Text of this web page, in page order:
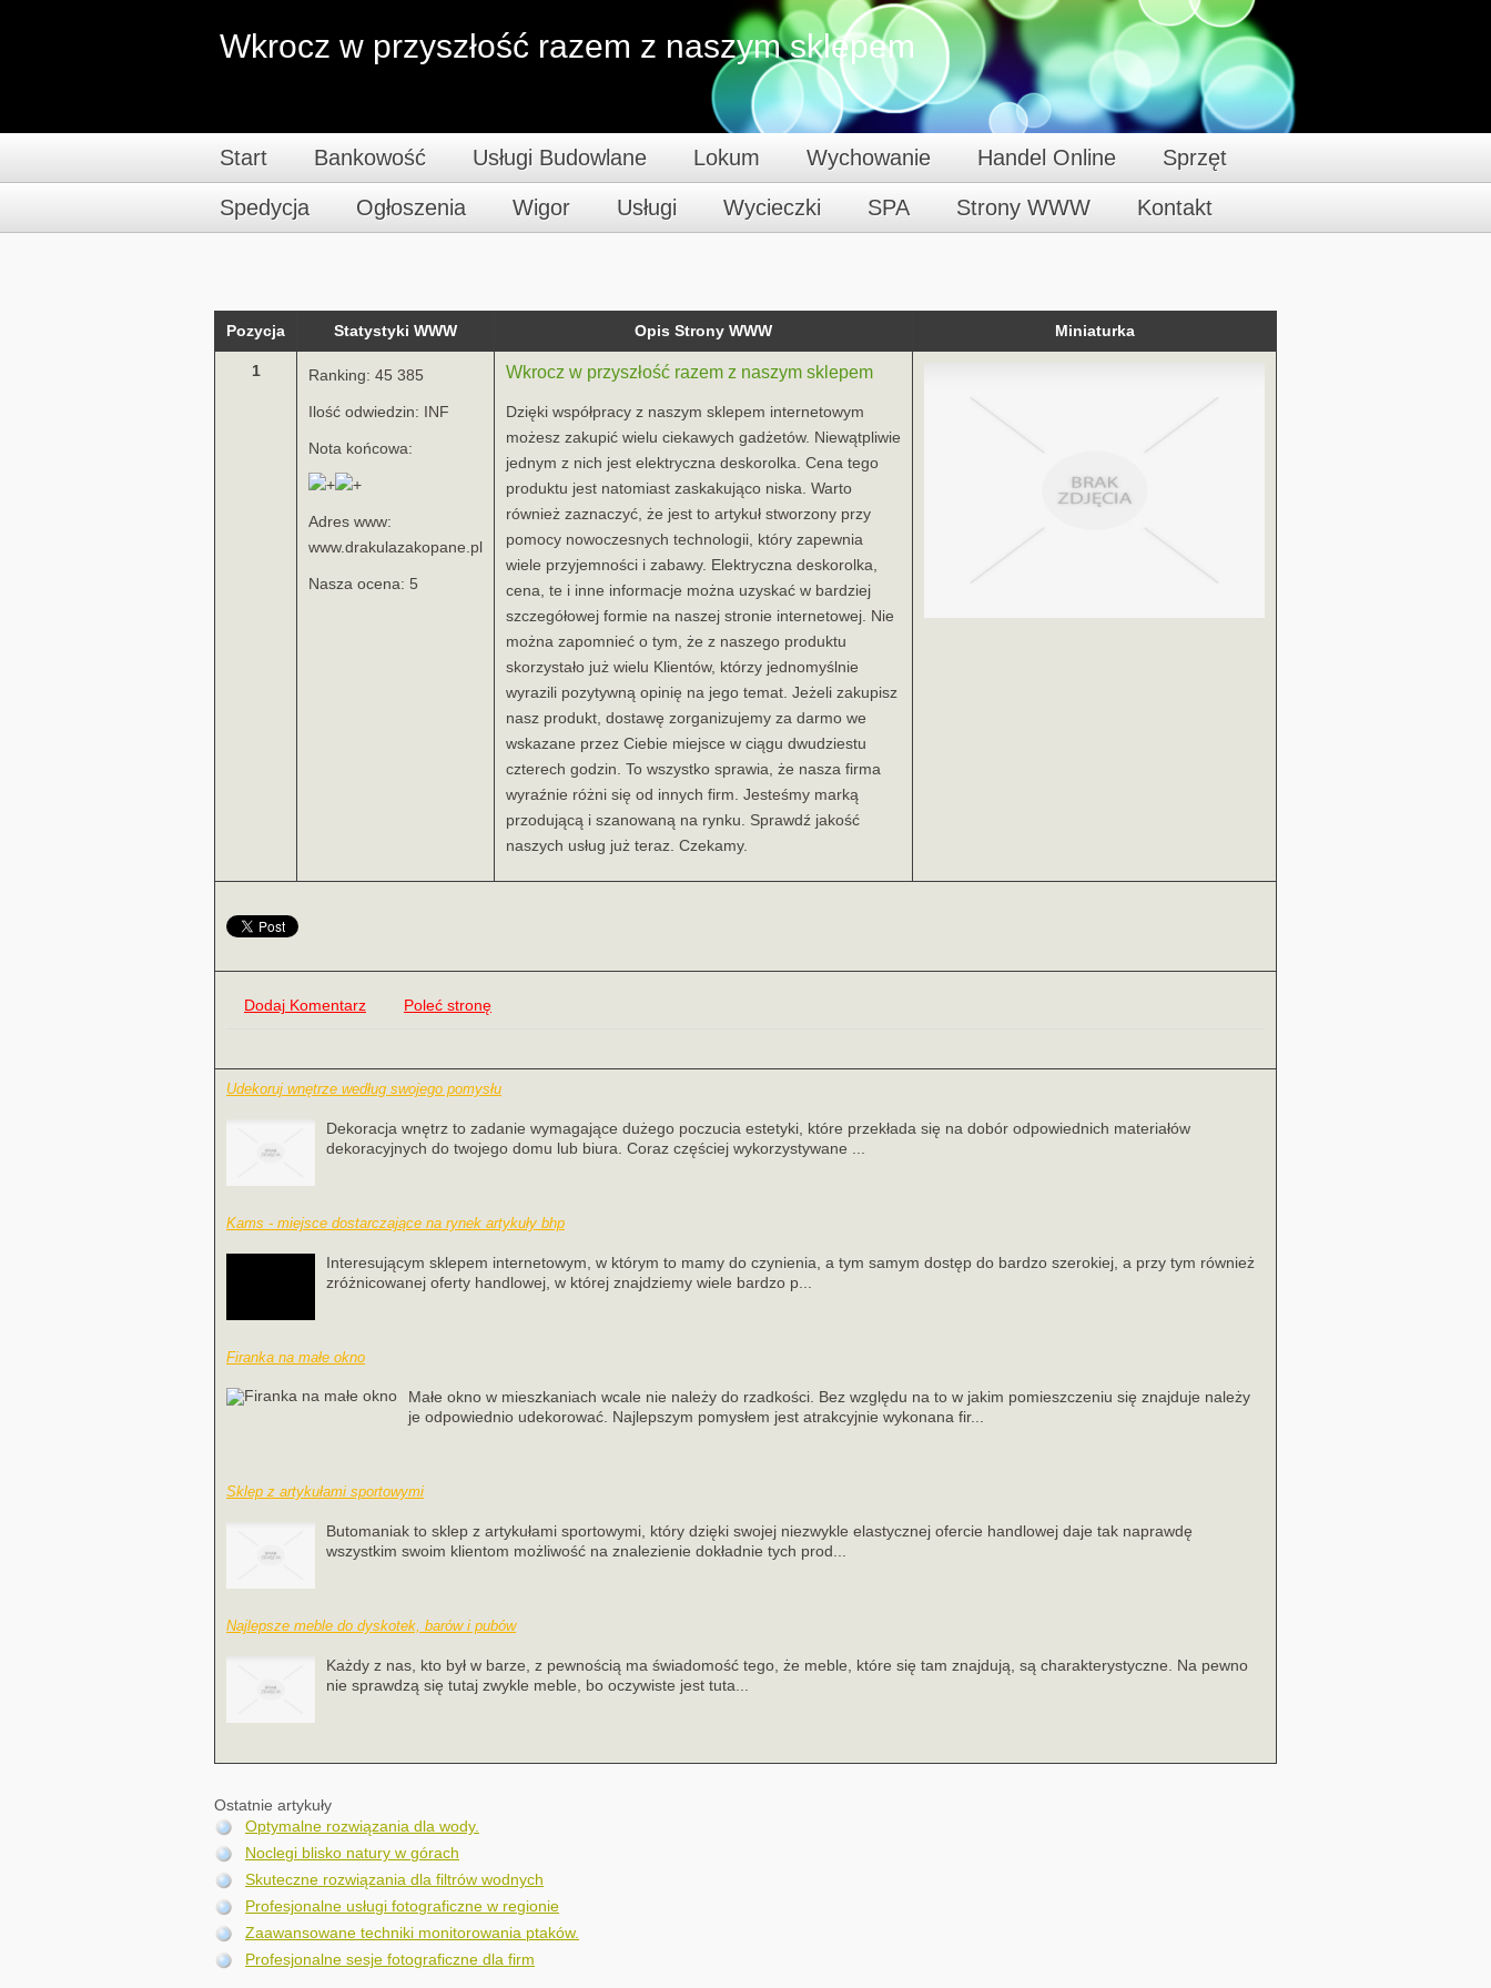
Wkrocz w przyszłość razem z naszym sklepem
Start Bankowość Usługi Budowlane Lokum Wychowanie Handel Online Sprzęt
Spedycja Ogłoszenia Wigor Usługi Wycieczki SPA Strony WWW Kontakt
Pozycja Statystyki WWW Opis Strony WWW Miniaturka
1 Ranking: 45 385
Ilość odwiedzin: INF
Nota końcowa:
Adres www:
www.drakulazakopane.pl
Nasza ocena: 5
Wkrocz w przyszłość razem z naszym sklepem
Dzięki współpracy z naszym sklepem internetowym
możesz zakupić wielu ciekawych gadżetów. Niewątpliwie
jednym z nich jest elektryczna deskorolka. Cena tego
produktu jest natomiast zaskakująco niska. Warto
również zaznaczyć, że jest to artykuł stworzony przy
pomocy nowoczesnych technologii, który zapewnia
wiele przyjemności i zabawy. Elektryczna deskorolka,
cena, te i inne informacje można uzyskać w bardziej
szczegółowej formie na naszej stronie internetowej. Nie
można zapomnieć o tym, że z naszego produktu
skorzystało już wielu Klientów, którzy jednomyślnie
wyrazili pozytywną opinię na jego temat. Jeżeli zakupisz
nasz produkt, dostawę zorganizujemy za darmo we
wskazane przez Ciebie miejsce w ciągu dwudziestu
czterech godzin. To wszystko sprawia, że nasza firma
wyraźnie różni się od innych firm. Jesteśmy marką
przodującą i szanowaną na rynku. Sprawdź jakość
naszych usług już teraz. Czekamy.
Dodaj Komentarz Poleć stronę
Udekoruj wnętrze według swojego pomysłu
Dekoracja wnętrz to zadanie wymagające dużego poczucia estetyki, które przekłada się na dobór odpowiednich materiałów
dekoracyjnych do twojego domu lub biura. Coraz częściej wykorzystywane ...
Kams - miejsce dostarczające na rynek artykuły bhp
Interesującym sklepem internetowym, w którym to mamy do czynienia, a tym samym dostęp do bardzo szerokiej, a przy tym również
zróżnicowanej oferty handlowej, w której znajdziemy wiele bardzo p...
Firanka na małe okno
Małe okno w mieszkaniach wcale nie należy do rzadkości. Bez względu na to w jakim pomieszczeniu się znajduje należy
je odpowiednio udekorować. Najlepszym pomysłem jest atrakcyjnie wykonana fir...
Sklep z artykułami sportowymi
Butomaniak to sklep z artykułami sportowymi, który dzięki swojej niezwykle elastycznej ofercie handlowej daje tak naprawdę
wszystkim swoim klientom możliwość na znalezienie dokładnie tych prod...
Najlepsze meble do dyskotek, barów i pubów
Każdy z nas, kto był w barze, z pewnością ma świadomość tego, że meble, które się tam znajdują, są charakterystyczne. Na pewno
nie sprawdzą się tutaj zwykle meble, bo oczywiste jest tuta...
Ostatnie artykuły
Optymalne rozwiązania dla wody.
Noclegi blisko natury w górach
Skuteczne rozwiązania dla filtrów wodnych
Profesjonalne usługi fotograficzne w regionie
Zaawansowane techniki monitorowania ptaków.
Profesjonalne sesje fotograficzne dla firm